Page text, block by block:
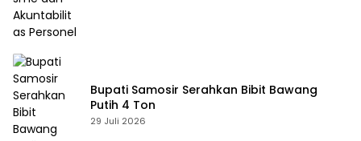
Bupati Samosir Serahkan Bibit Bawang
Putih 4 Ton
29 Juli 2026